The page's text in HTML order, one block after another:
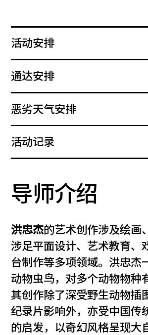
活动安排
通达安排
恶劣天气安排
活动记录
导师介绍
洪忠杰的艺术创作涉及绘画
涉足平面设计、艺术教育、
台制作等多项领域。洪忠杰
动物虫鸟，对多个动物物种
其创作除了深受野生动物插
纪录片影响外，亦受中国传
的启发，以奇幻风格呈现大